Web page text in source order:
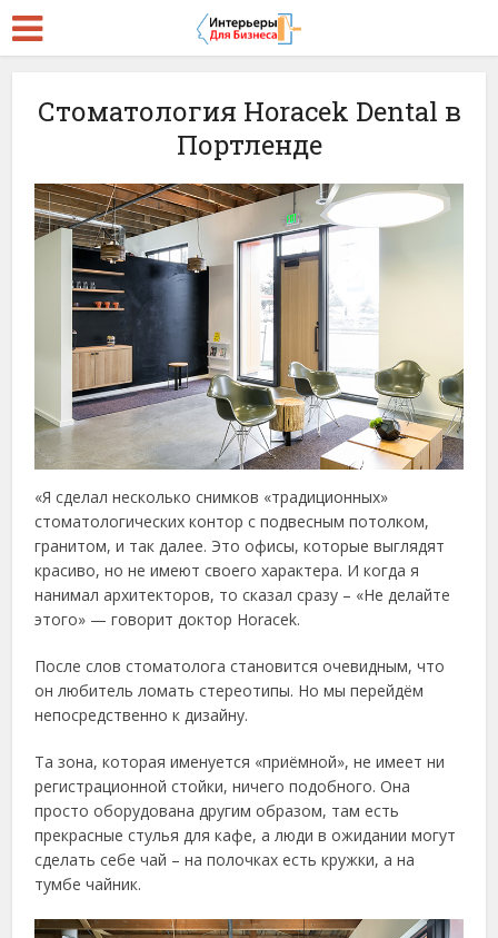
Стоматология Horacek Dental в
Портленде
«Я сделал несколько снимков «традиционных»
стоматологических контор с подвесным потолком,
гранитом, и так далее. Это офисы, которые выглядят
красиво, но не имеют своего характера. И когда я
нанимал архитекторов, то сказал сразу – «Не делайте
этого» — говорит доктор Horacek.
После слов стоматолога становится очевидным, что
он любитель ломать стереотипы. Но мы перейдём
непосредственно к дизайну.
Та зона, которая именуется «приёмной», не имеет ни
регистрационной стойки, ничего подобного. Она
просто оборудована другим образом, там есть
прекрасные стулья для кафе, а люди в ожидании могут
сделать себе чай – на полочках есть кружки, а на
тумбе чайник.